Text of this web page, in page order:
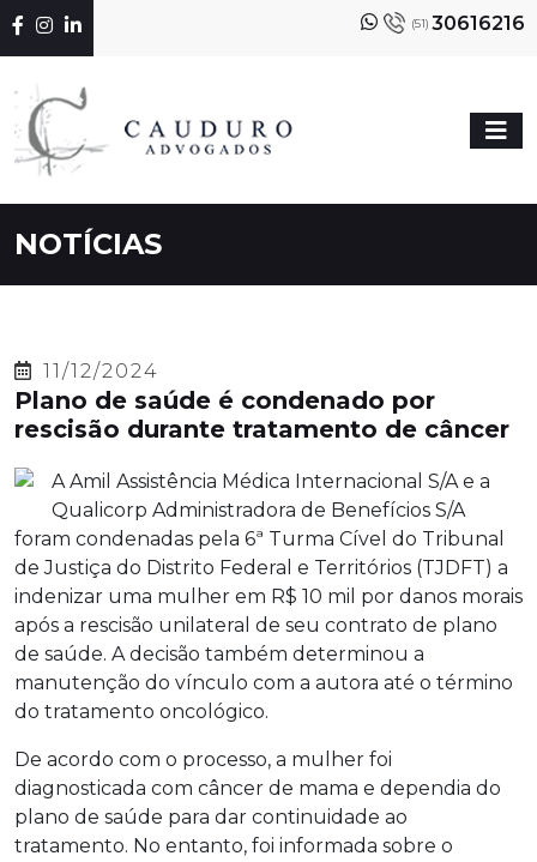
(51) 30616216
NOTÍCIAS
11/12/2024
Plano de saúde é condenado por
rescisão durante tratamento de câncer
A Amil Assistência Médica Internacional S/A e a
Qualicorp Administradora de Benefícios S/A
foram condenadas pela 6ª Turma Cível do Tribunal
de Justiça do Distrito Federal e Territórios (TJDFT) a
indenizar uma mulher em R$ 10 mil por danos morais
após a rescisão unilateral de seu contrato de plano
de saúde. A decisão também determinou a
manutenção do vínculo com a autora até o término
do tratamento oncológico.
De acordo com o processo, a mulher foi
diagnosticada com câncer de mama e dependia do
plano de saúde para dar continuidade ao
tratamento. No entanto, foi informada sobre o